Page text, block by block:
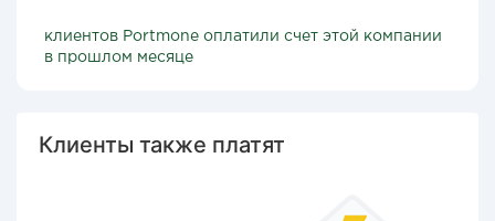
клиентов Portmone оплатили счет этой компании
в прошлом месяце
Клиенты также платят